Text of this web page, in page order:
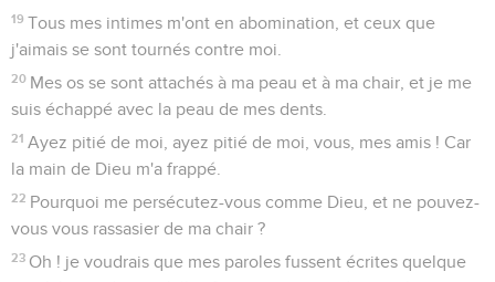
19 Tous mes intimes m'ont en abomination, et ceux que
j'aimais se sont tournés contre moi.
20 Mes os se sont attachés à ma peau et à ma chair, et je me
suis échappé avec la peau de mes dents.
21 Ayez pitié de moi, ayez pitié de moi, vous, mes amis ! Car
la main de Dieu m'a frappé.
22 Pourquoi me persécutez-vous comme Dieu, et ne pouvez-
vous vous rassasier de ma chair ?
23 Oh ! je voudrais que mes paroles fussent écrites quelque